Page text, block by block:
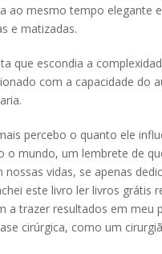
ao mesmo tempo elegante
e matizadas.
que escondia a
com a capacidade do
percebo o quanto ele
mundo, um lembrete de
vidas, se apenas
este livro ler livros grátis
trazer resultados em meu
cirúrgica, como um